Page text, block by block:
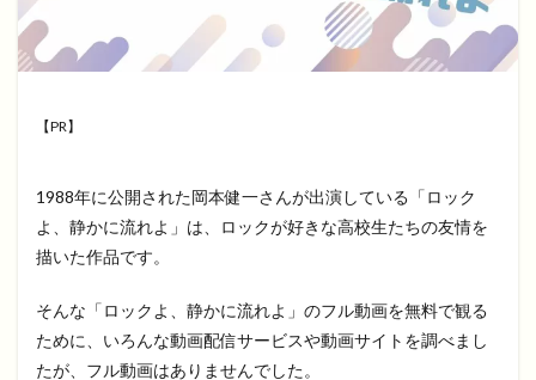
【PR】
1988年に公開された岡本健一さんが出演している「ロック
よ、静かに流れよ」は、ロックが好きな高校生たちの友情を
描いた作品です。
そんな「ロックよ、静かに流れよ」のフル動画を無料で観る
ために、いろんな動画配信サービスや動画サイトを調べまし
たが、フル動画はありませんでした。